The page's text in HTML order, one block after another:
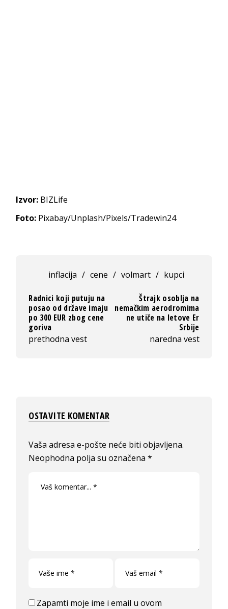
Izvor: BIZLife
Foto: Pixabay/Unplash/Pixels/Tradewin24
inflacija / cene / volmart / kupci
Radnici koji putuju na
posao od države imaju
po 300 EUR zbog cene
goriva
prethodna vest
Štrajk osoblja na
nemačkim aerodromima
ne utiče na letove Er
Srbije
naredna vest
OSTAVITE KOMENTAR
Vaša adresa e-pošte neće biti objavljena.
Neophodna polja su označena*
Zapamti moje ime i email u ovom